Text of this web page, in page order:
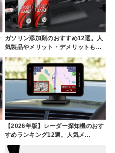
ガソリン添加剤のおすすめ12選。人
気製品やメリット・デメリットも…
【2026年版】レーダー探知機のおす
すめランキング12選。人気メ…